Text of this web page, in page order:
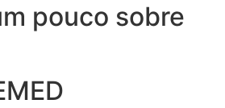
pouco sobre